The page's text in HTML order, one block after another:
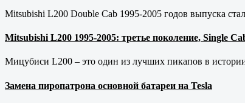
Mitsubishi L200 Double Cab 1995-2005 годов выпуска
Mitsubishi L200 1995-2005: третье поколение, Single
Мицубиси L200 – это один из лучших пикапов в
Замена пиропатрона основной батареи на Tesla